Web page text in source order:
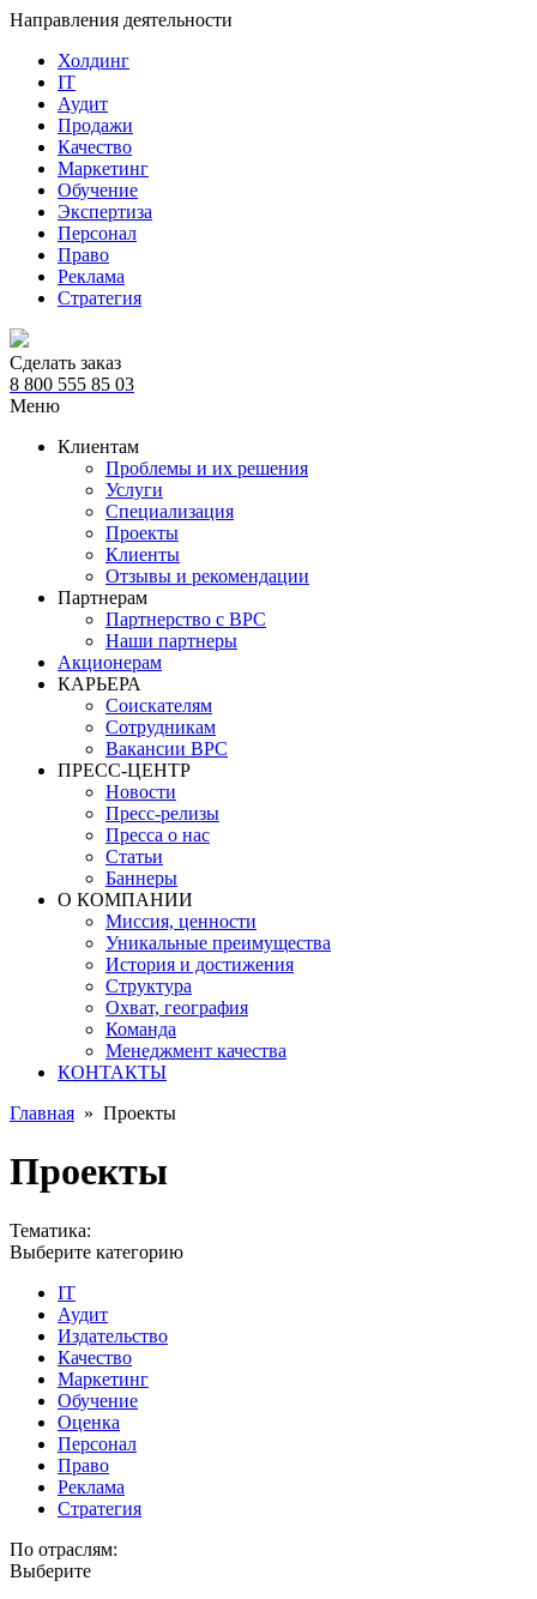
Направления деятельности
Холдинг
IT
Аудит
Продажи
Качество
Маркетинг
Обучение
Экспертиза
Персонал
Право
Реклама
Стратегия
Сделать заказ
8 800 555 85 03
Меню
Клиентам
Проблемы и их решения
Услуги
Специализация
Проекты
Клиенты
Отзывы и рекомендации
Партнерам
Партнерство с BPC
Наши партнеры
Акционерам
КАРЬЕРА
Соискателям
Сотрудникам
Вакансии BPC
ПРЕСС-ЦЕНТР
Новости
Пресс-релизы
Пресса о нас
Статьи
Баннеры
О КОМПАНИИ
Миссия, ценности
Уникальные преимущества
История и достижения
Структура
Охват, география
Команда
Менеджмент качества
КОНТАКТЫ
Главная » Проекты
Проекты
Тематика:
Выберите категорию
IT
Аудит
Издательство
Качество
Маркетинг
Обучение
Оценка
Персонал
Право
Реклама
Стратегия
По отраслям:
Выберите